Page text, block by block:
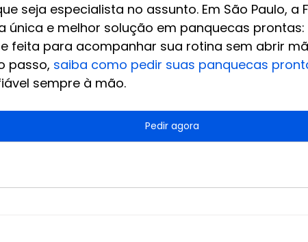
seja especialista no assunto. Em São Paulo, a
a única e melhor solução em panquecas
feita para acompanhar sua rotina sem abrir
passo, saiba como pedir suas panquecas
sempre à mão.
Pedir agora